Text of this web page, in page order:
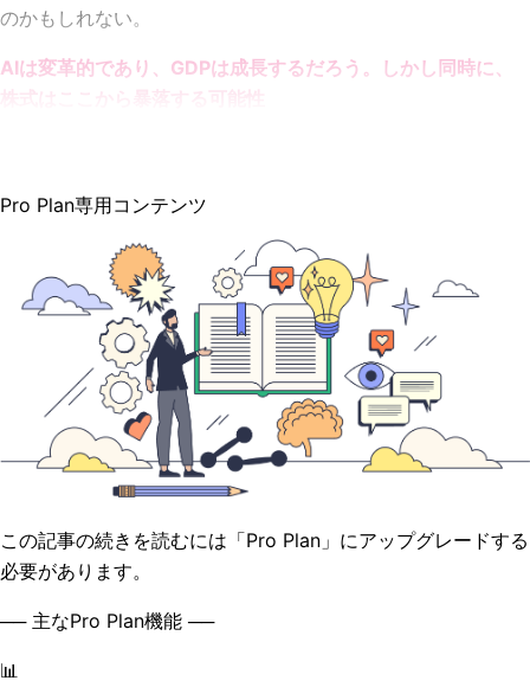
のかもしれない。
AIは変革的であり、GDPは成長するだろう。しかし同時に、
株式はここから暴落する可能性
Pro Plan専用コンテンツ
この記事の続きを読むには「Pro Plan」にアップグレードする
必要があります。
── 主なPro Plan機能 ──
📊